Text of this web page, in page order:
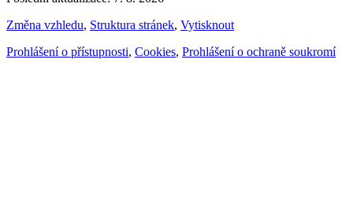
Změna vzhledu, Struktura stránek, Vytisknout
Prohlášení o přístupnosti, Cookies, Prohlášení o ochraně soukromí